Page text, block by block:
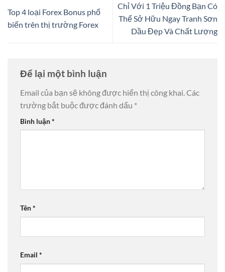
Top 4 loại Forex Bonus phổ
biến trên thị trường Forex
Chỉ Với 1 Triệu Đồng Bạn Có
Thể Sở Hữu Ngay Tranh Sơn
Dầu Đẹp Và Chất Lượng
Để lại một bình luận
Email của bạn sẽ không được hiển thị công khai. Các
trường bắt buộc được đánh dấu *
Bình luận*
Tên*
Email *